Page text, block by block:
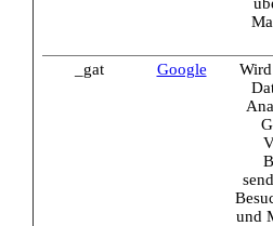
_gat Google
und